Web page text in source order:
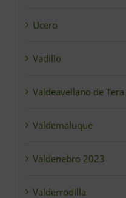
Ucero
Vadillo
Valdeavellano de Tera
Valdemaluque
Valdenebro 2023
Valderrodilla